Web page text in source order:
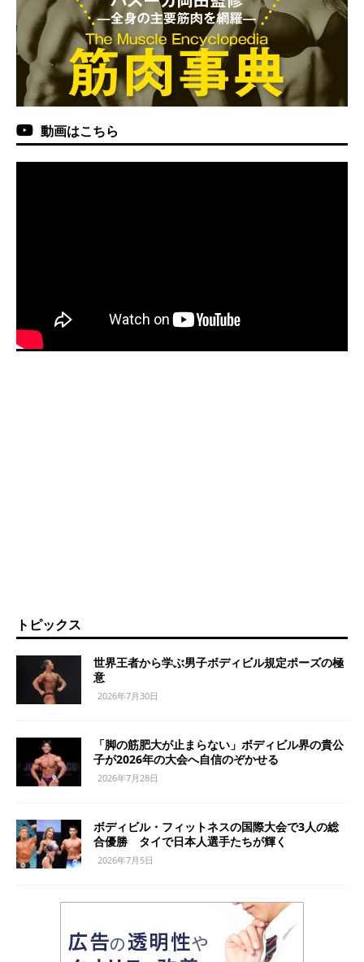
動画はこちら
トピックス
世界王者から学ぶ男子ボディビル規定ポーズの極
意
2026年7月30日
「脚の筋肥大が止まらない」ボディビル界の貴公
子が2026年の大会へ自信のぞかせる
2026年7月28日
ボディビル・フィットネスの国際大会で3人の総
合優勝 タイで日本人選手たちが輝く
2026年7月5日